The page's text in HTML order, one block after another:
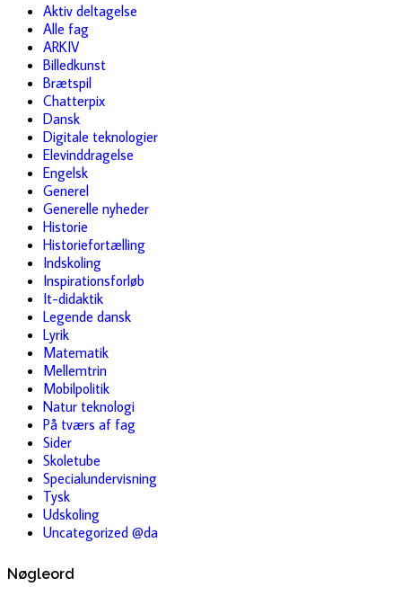
Aktiv deltagelse
Alle fag
ARKIV
Billedkunst
Brætspil
Chatterpix
Dansk
Digitale teknologier
Elevinddragelse
Engelsk
Generel
Generelle nyheder
Historie
Historiefortælling
Indskoling
Inspirationsforløb
It-didaktik
Legende dansk
Lyrik
Matematik
Mellemtrin
Mobilpolitik
Natur teknologi
På tværs af fag
Sider
Skoletube
Specialundervisning
Tysk
Udskoling
Uncategorized @da
Nøgleord